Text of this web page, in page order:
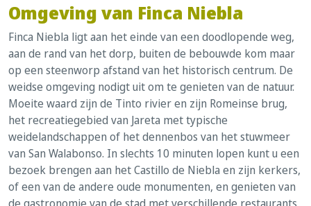
Omgeving van Finca Niebla
Finca Niebla ligt aan het einde van een doodlopende weg,
aan de rand van het dorp, buiten de bebouwde kom maar
op een steenworp afstand van het historisch centrum. De
weidse omgeving nodigt uit om te genieten van de natuur.
Moeite waard zijn de Tinto rivier en zijn Romeinse brug,
het recreatiegebied van Jareta met typische
weidelandschappen of het dennenbos van het stuwmeer
van San Walabonso. In slechts 10 minuten lopen kunt u een
bezoek brengen aan het Castillo de Niebla en zijn kerkers,
of een van de andere oude monumenten, en genieten van